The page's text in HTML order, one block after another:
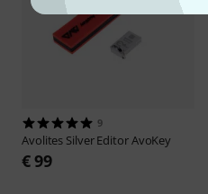
9
Avolites Silver Editor AvoKey
€ 99